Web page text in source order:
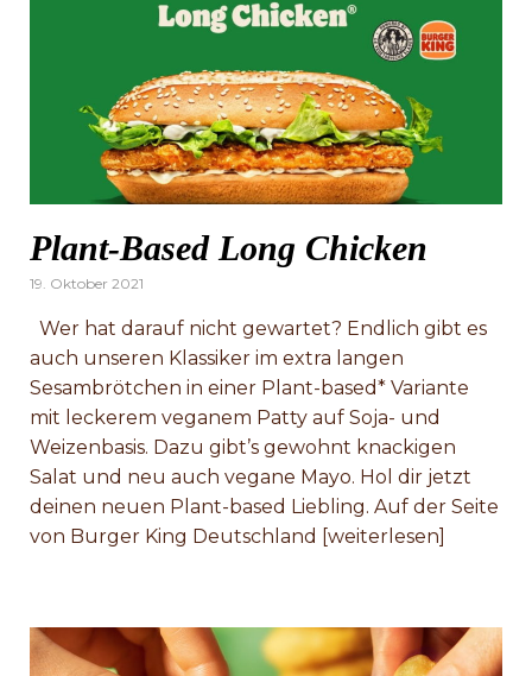
Plant-Based Long Chicken
Posted
19. Oktober 2021
Wer hat darauf nicht gewartet? Endlich gibt es
auch unseren Klassiker im extra langen
Sesambrötchen in einer Plant-based* Variante
mit leckerem veganem Patty auf Soja- und
Weizenbasis. Dazu gibt’s gewohnt knackigen
Salat und neu auch vegane Mayo. Hol dir jetzt
deinen neuen Plant-based Liebling. Auf der Seite
von Burger King Deutschland [weiterlesen]